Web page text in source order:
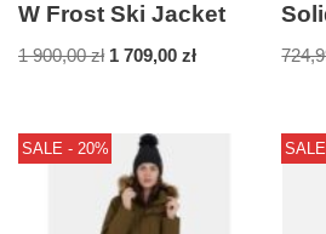
W Frost Ski Jacket
1 900,00zł 1 709,00 zł
SALE - 20%